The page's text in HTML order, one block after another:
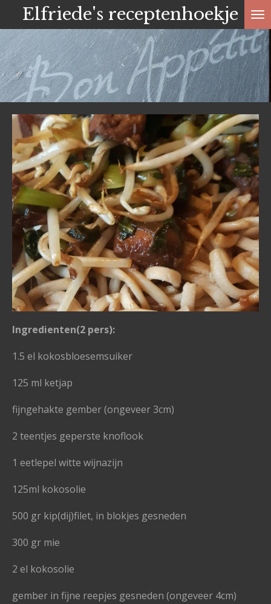
direct
naar
de
hoofdinhoud
Elfriede's receptenhoekje
Ingredienten(2 pers):
1.5 el kokosbloesemsuiker
125 ml ketjap
fijngehakte gember (ongeveer 3cm)
2 teentjes geperste knoflook
1 eetlepel witte wijnazijn
125ml kokosolie
500 gr kip(dij)filet, in blokjes gesneden
300 gr mie
2 el kokosolie
gember in fijne reepjes gesneden (ongeveer 4cm)